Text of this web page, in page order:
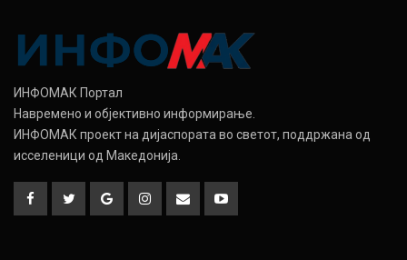
ИНФОМАК Портал
Навремено и објективно информирање.
ИНФОМАК проект на дијаспората во светот, поддржана од
исселеници од Македонија.